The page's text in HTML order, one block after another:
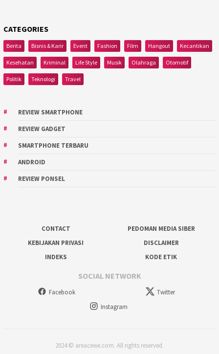
CATEGORIES
Berita Bisnis & Karir Event Fashion Film Hangout Kecantikan
Kesehatan Kriminal Life Style Musik Olahraga Otomotif
Politik Teknologi Travel
REVIEW SMARTPHONE
REVIEW GADGET
SMARTPHONE TERBARU
ANDROID
REVIEW PONSEL
CONTACT
PEDOMAN MEDIA SIBER
KEBIJAKAN PRIVASI
DISCLAIMER
INDEKS
KODE ETIK
SOCIAL NETWORK
Facebook
Twitter
Instagram
2024 © areacewe.com. All rights reserved.